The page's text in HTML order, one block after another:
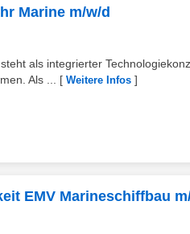
Marine m/w/d
als integrierter
Als ...
[ Weitere Infos ]
EMV Marineschiffbau